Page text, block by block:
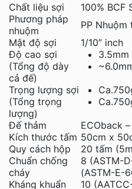
Chất liệu sợi
100% BCF
Phương pháp
nhuộm
PP Nhuộm
Mật độ sợi
1/10” inch
Độ cao sợi
(Tổng độ dày
cả đế)
3.5mm
Trọng lượng sợi
(Tổng trọng
lượng)
Đế thảm
ECOback –
Kích thước tấm 50cm x
Quy cách hộp
20 tấm
Chuẩn chống
cháy
8 (ASTM-
(ASTM-E-
Kháng khuẩn
10